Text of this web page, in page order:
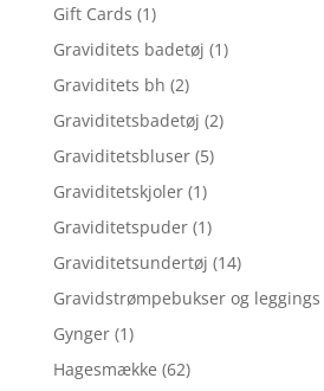
Gift Cards (1)
Graviditets badetøj (1)
Graviditets bh (2)
Graviditetsbadetøj (2)
Graviditetsbluser (5)
Graviditetskjoler (1)
Graviditetspuder (1)
Graviditetsundertøj (14)
Gravidstrømpebukser og leggings
Gynger (1)
Hagesmække (62)